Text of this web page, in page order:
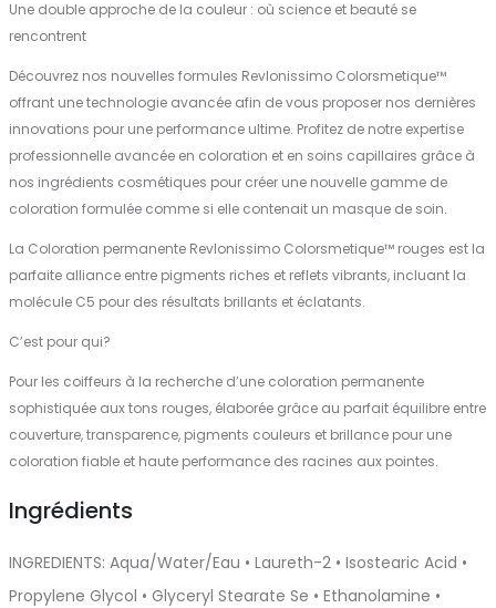
Une double approche de la couleur : où science et beauté se
rencontrent
Découvrez nos nouvelles formules Revlonissimo Colorsmetique™
offrant une technologie avancée afin de vous proposer nos dernières
innovations pour une performance ultime. Profitez de notre expertise
professionnelle avancée en coloration et en soins capillaires grâce à
nos ingrédients cosmétiques pour créer une nouvelle gamme de
coloration formulée comme si elle contenait un masque de soin.
La Coloration permanente Revlonissimo Colorsmetique™ rouges est la
parfaite alliance entre pigments riches et reflets vibrants, incluant la
molécule C5 pour des résultats brillants et éclatants.
C’est pour qui?
Pour les coiffeurs à la recherche d’une coloration permanente
sophistiquée aux tons rouges, élaborée grâce au parfait équilibre entre
couverture, transparence, pigments couleurs et brillance pour une
coloration fiable et haute performance des racines aux pointes.
Ingrédients
INGREDIENTS: Aqua/Water/Eau • Laureth-2 • Isostearic Acid •
Propylene Glycol • Glyceryl Stearate Se • Ethanolamine •